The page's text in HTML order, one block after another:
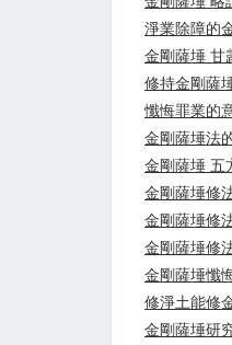
淨業除障的
金剛薩埵 甘
修持金剛薩
懺悔罪業的
金剛薩埵法
金剛薩埵 五
金剛薩埵修
金剛薩埵修
金剛薩埵修
金剛薩埵懺
修淨土能修
金剛薩埵研